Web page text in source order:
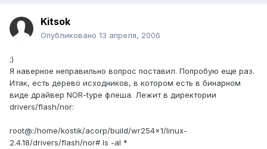
Kitsok
Опубликовано 13 апреля, 2006
;)
Я наверное неправильно вопрос поставил. Попробую еще раз.
Итак, есть дерево исходников, в котором есть в бинарном
виде драйвер NOR-type флеша. Лежит в директории
drivers/flash/nor:
root@:/home/kostik/acorp/build/wr254x1/linux-
2.4.18/drivers/flash/nor# ls -al *